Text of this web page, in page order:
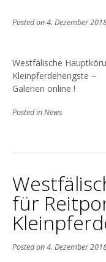
Posted on4. Dezember
Westfälische
Kleinpferdehengste –
Galerien online !
Posted inNews
für
Posted on4. Dezember